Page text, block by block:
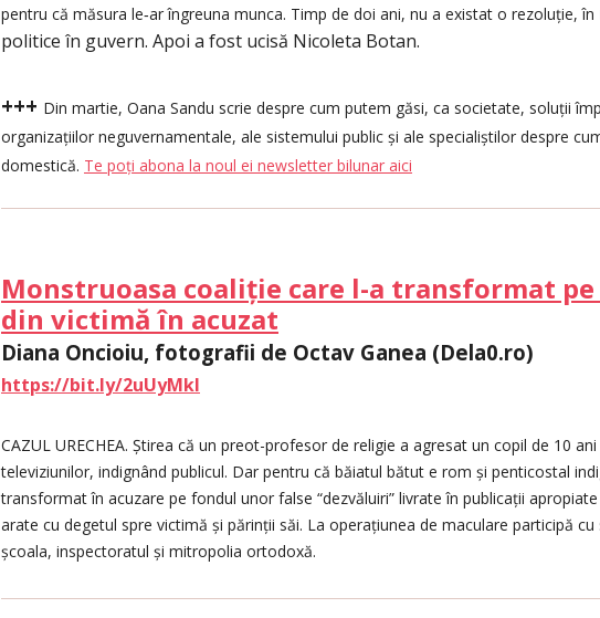
pentru că măsura le‑ar îngreuna munca. Timp de doi ani, nu a existat o rezoluție, în
politice în guvern. Apoi a fost ucisă Nicoleta Botan.
+++ Din martie, Oana Sandu scrie despre cum putem găsi, ca societate, soluții
organizațiilor neguvernamentale, ale sistemului public și ale specialiștilor despre
domestică. Te poți abona la noul ei newsletter bilunar aici
Monstruoasa coaliție care l-a transformat
din victimă în acuzat
Diana Oncioiu, fotografii de Octav Ganea (Dela0.ro)
https://bit.ly/2uUyMkl
CAZUL URECHEA. Știrea că un preot-profesor de religie a agresat un copil de 10
televiziunilor, indignând publicul. Dar pentru că băiatul bătut e rom și penticostal
transformat în acuzare pe fondul unor false “dezvăluiri” livrate în publicații
arate cu degetul spre victimă și părinții săi. La operațiunea de maculare participă
școala, inspectoratul și mitropolia ortodoxă.